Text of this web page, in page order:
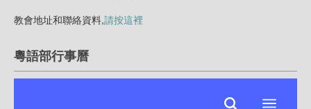
教會地址和聯絡資料,請按這裡
粵語部行事曆